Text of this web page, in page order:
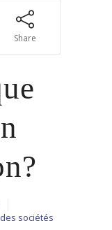
Share
sociétés